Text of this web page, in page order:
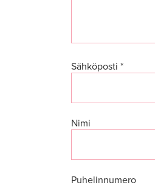
Sähköposti *
Nimi
Puhelinnumero